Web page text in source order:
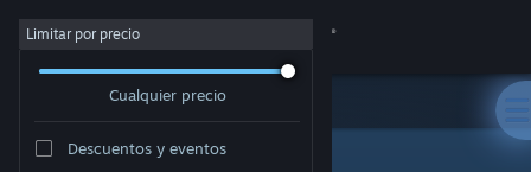
Iniciar sesión
Limitar por precio
Cualquier precio
Descuentos y eventos